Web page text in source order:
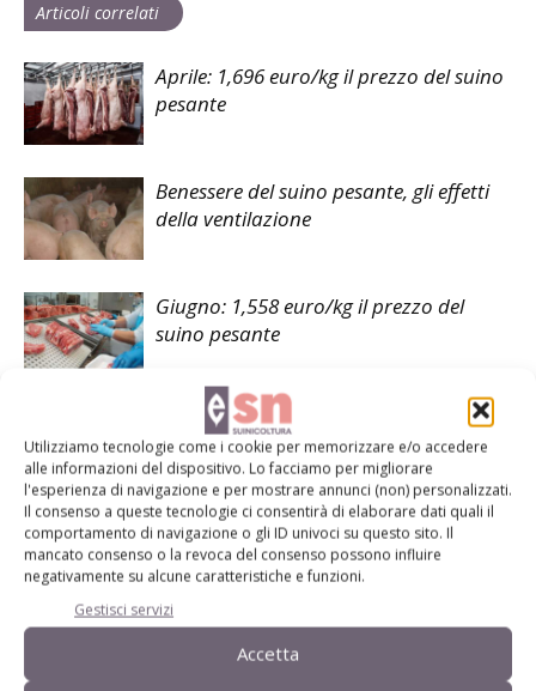
Utilizziamo tecnologie come i cookie per memorizzare e/o accedere
alle informazioni del dispositivo. Lo facciamo per migliorare
l'esperienza di navigazione e per mostrare annunci (non) personalizzati.
Il consenso a queste tecnologie ci consentirà di elaborare dati quali il
comportamento di navigazione o gli ID univoci su questo sito. Il
mancato consenso o la revoca del consenso possono influire
negativamente su alcune caratteristiche e funzioni.
Gestisci servizi
Accetta
Articoli correlati
Aprile: 1,696 euro/kg il prezzo del suino
pesante
Benessere del suino pesante, gli effetti
della ventilazione
Giugno: 1,558 euro/kg il prezzo del
suino pesante
LASCIA UN COMMENTO